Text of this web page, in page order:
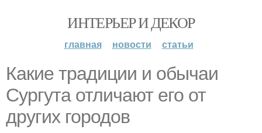
ИНТЕРЬЕР И ДЕКОР
главная новости статьи
Какие традиции и обычаи
Сургута отличают его от
других городов